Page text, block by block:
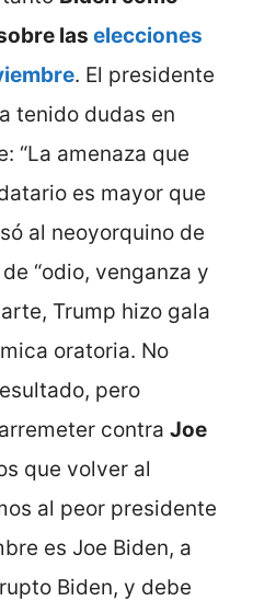
las elecciones
. El presidente
tenido dudas en
“La amenaza que
es mayor que
al neoyorquino de
“odio, venganza y
Trump hizo gala
oratoria. No
pero
contra Joe
que volver al
al peor presidente
es Joe Biden, a
Biden, y debe